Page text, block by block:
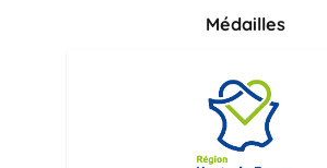
Médailles